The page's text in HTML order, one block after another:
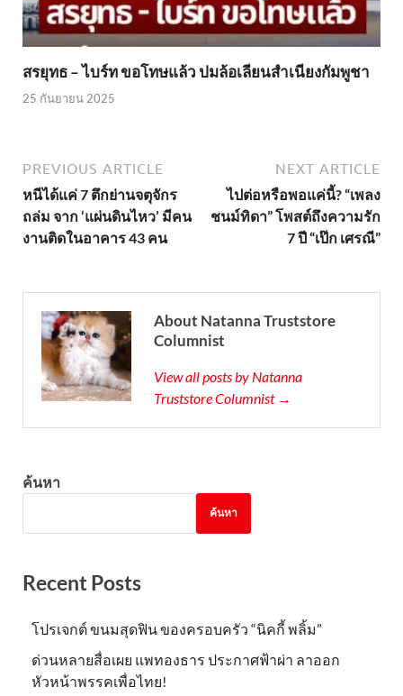
สรยุทธ – ไบร์ท ขอโทษแล้ว ปมล้อเลียนสำเนียงกัมพูชา
25 กันยายน 2025
PREVIOUS ARTICLE
หนีได้แค่ 7 ตึกย่านจตุจักร
ถล่ม จาก ‘แผ่นดินไหว’ มีคน
งานติดในอาคาร 43 คน
NEXT ARTICLE
ไปต่อหรือพอแค่นี้? “เพลง
ชนม์ทิดา” โพสต์ถึงความรัก
7 ปี “เป๊ก เศรณี”
About Natanna Truststore
Columnist
View all posts by Natanna
Truststore Columnist →
ค้นหา
ค้นหา
Recent Posts
โปรเจกต์ ขนมสุดฟิน ของครอบครัว “นิคกี้ พลิ้ม”
ด่วนหลายสื่อเผย แพทองธาร ประกาศฟ้าผ่า ลาออก
หัวหน้าพรรคเพื่อไทย!